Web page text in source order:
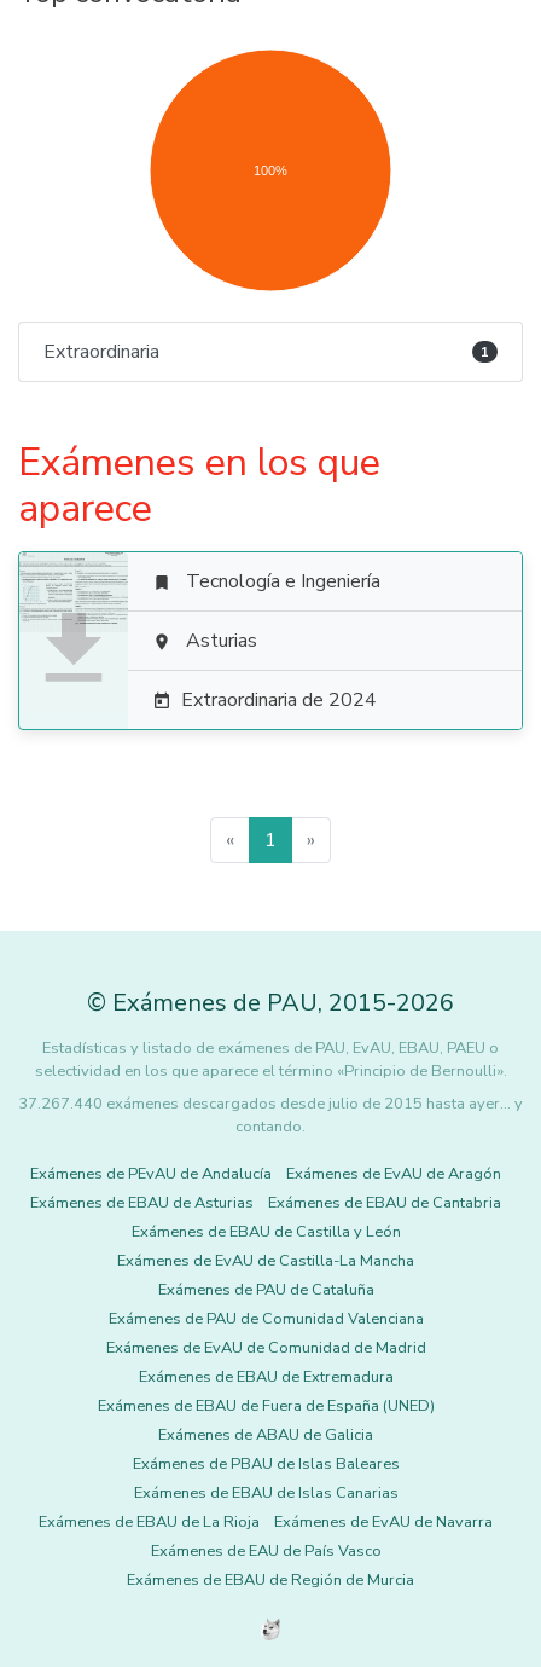
100%
Extraordinaria 1
Exámenes en los que
aparece

 Tecnología e Ingeniería
 Asturias
 Extraordinaria de 2024
« 1 »
© Exámenes de PAU, 2015-2026
Estadísticas y listado de exámenes de PAU, EvAU, EBAU, PAEU o
selectividad en los que aparece el término «Principio de Bernoulli».
37.267.440 exámenes descargados desde julio de 2015 hasta ayer... y
contando.
Exámenes de PEvAU de Andalucía
Exámenes de EvAU de Aragón
Exámenes de EBAU de Asturias
Exámenes de EBAU de Cantabria
Exámenes de EBAU de Castilla y León
Exámenes de EvAU de Castilla-La Mancha
Exámenes de PAU de Cataluña
Exámenes de PAU de Comunidad Valenciana
Exámenes de EvAU de Comunidad de Madrid
Exámenes de EBAU de Extremadura
Exámenes de EBAU de Fuera de España (UNED)
Exámenes de ABAU de Galicia
Exámenes de PBAU de Islas Baleares
Exámenes de EBAU de Islas Canarias
Exámenes de EBAU de La Rioja
Exámenes de EvAU de Navarra
Exámenes de EAU de País Vasco
Exámenes de EBAU de Región de Murcia